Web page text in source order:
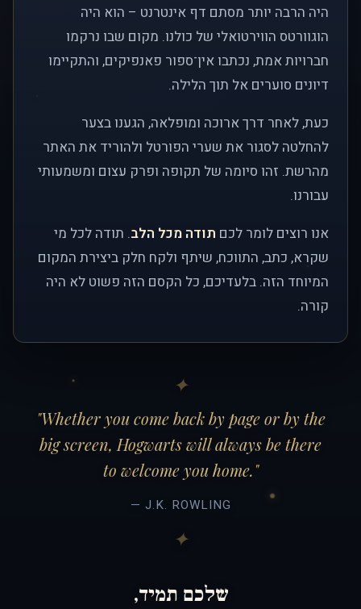
היה הרבה יותר מסתם דף אינטרנט – הוא היה
הוגוורטס הווירטואלי של כולנו. מקום שבו נרקמו
חברויות אמת, נכתבו אין־ספור פאנפיקים, והתקיימו
דיונים סוערים אל תוך הלילה.
כעת, לאחר דרך ארוכה ומופלאה, הגענו בצער
להחלטה לסגור את שערי הפורטל ולהוריד את האתר
מהרשת. זהו סיומה של תקופה ופרק עצום ומשמעותי
עבורנו.
אנו רוצים לומר לכם תודה מכל הלב. תודה לכל מי
שקרא, כתב, התווכח, שיתף ולקח חלק ביצירת המקום
המיוחד הזה. בלעדיכם, כל הקסם הזה פשוט לא היה
קורה.
"Whether you come back by page or by the
big screen, Hogwarts will always be there
to welcome you home."
— J.K. ROWLING
שלכם תמיד,